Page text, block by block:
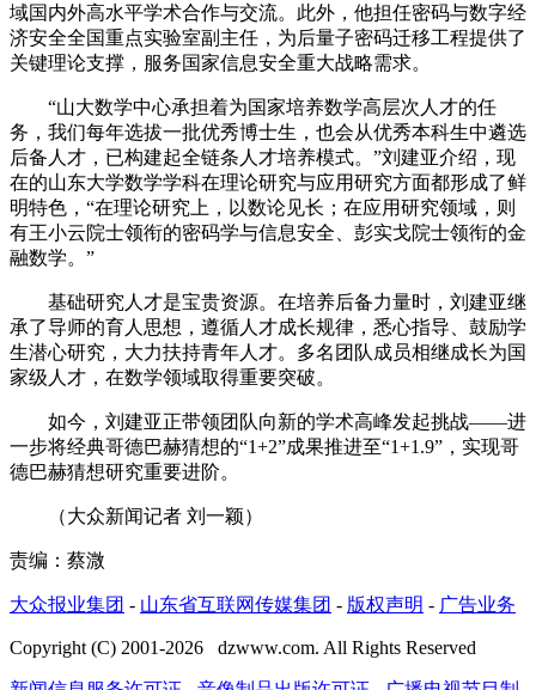
域国内外高水平学术合作与交流。此外，他担任密码与数字经
济安全全国重点实验室副主任，为后量子密码迁移工程提供了
关键理论支撑，服务国家信息安全重大战略需求。
“山大数学中心承担着为国家培养数学高层次人才的任
务，我们每年选拔一批优秀博士生，也会从优秀本科生中遴选
后备人才，已构建起全链条人才培养模式。”刘建亚介绍，现
在的山东大学数学学科在理论研究与应用研究方面都形成了鲜
明特色，“在理论研究上，以数论见长；在应用研究领域，则
有王小云院士领衔的密码学与信息安全、彭实戈院士领衔的金
融数学。”
基础研究人才是宝贵资源。在培养后备力量时，刘建亚继
承了导师的育人思想，遵循人才成长规律，悉心指导、鼓励学
生潜心研究，大力扶持青年人才。多名团队成员相继成长为国
家级人才，在数学领域取得重要突破。
如今，刘建亚正带领团队向新的学术高峰发起挑战——进
一步将经典哥德巴赫猜想的“1+2”成果推进至“1+1.9”，实现哥
德巴赫猜想研究重要进阶。
（大众新闻记者 刘一颖）
责编：蔡溦
大众报业集团 - 山东省互联网传媒集团 - 版权声明 - 广告业务
Copyright (C) 2001-2026 dzwww.com. All Rights Reserved